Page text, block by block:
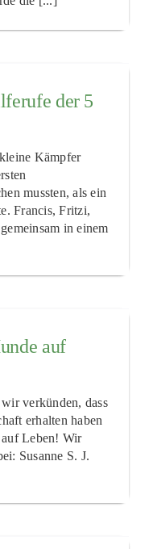
der 5
Kämpfer
mussten, als ein
Francis, Fritzi,
in einem
auf
verkünden, dass
erhalten haben
auf Leben! Wir
Susanne S. J.